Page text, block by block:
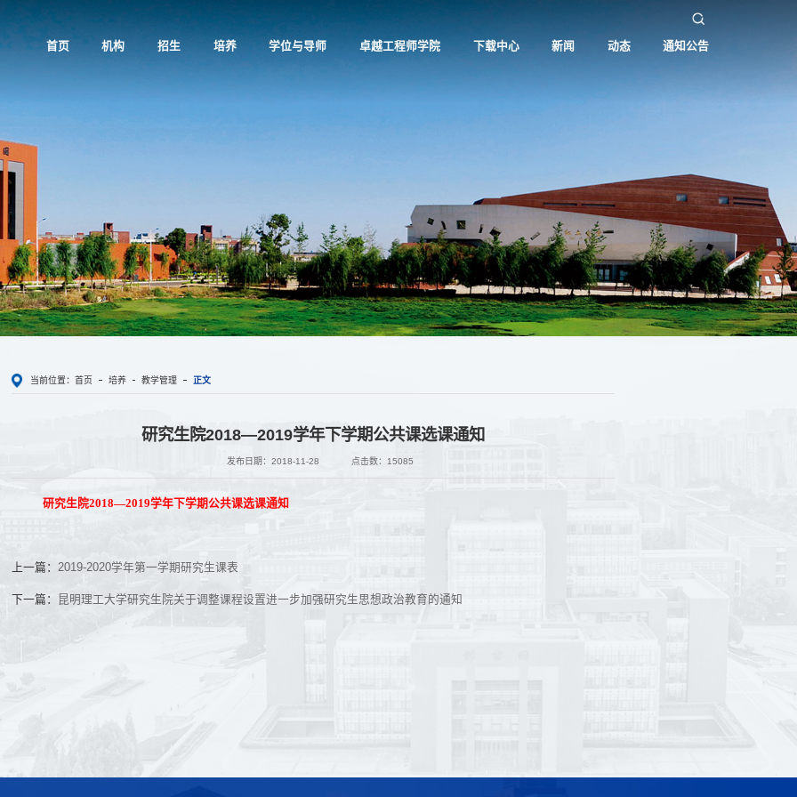
首页 机构 招生 培养 学位与导师 卓越工程师学院 下载中心 新闻 动态 通知公告
当前位置： 首页 培养 教学管理 正文
研究生院2018—2019学年下学期公共课选课通知
发布日期：2018-11-28 点击数： 15085
研究生院2018—2019学年下学期公共课选课通知
上一篇： 2019-2020学年第一学期研究生课表
下一篇： 昆明理工大学研究生院关于调整课程设置进一步加强研究生思想政治教育的通知